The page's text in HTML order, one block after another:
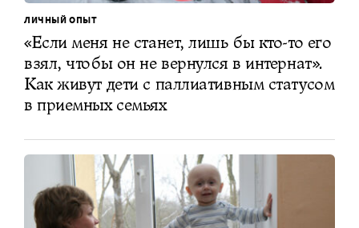
ЛИЧНЫЙ ОПЫТ
«Если меня не станет, лишь бы кто-то его
взял, чтобы он не вернулся в интернат».
Как живут дети с паллиативным статусом
в приемных семьях